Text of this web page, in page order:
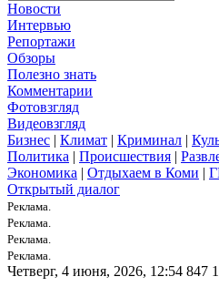
Новости
Интервью
Репортажи
Обзоры
Полезно знать
Комментарии
Фотовзгляд
Видеовзгляд
Бизнес | Климат | Криминал |
Политика | Происшествия |
Экономика | Отдыхаем в Коми |
Открытый диалог
Реклама.
Реклама.
Реклама.
Реклама.
Четверг, 4 июня, 2026, 12:54 847 1